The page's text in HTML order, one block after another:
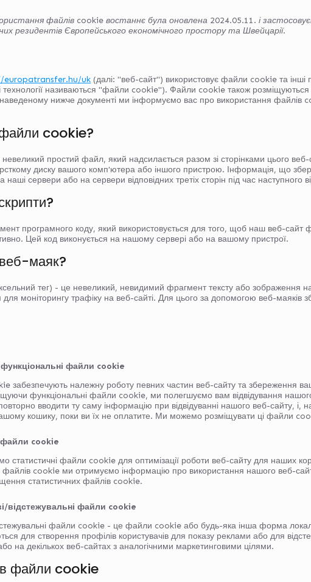
файлів cookie востаннє була оновлена 2024.05.11. і
резидентів Європейського економічного простору та Швейцарії.
europatransfer.hu/uk (далі: "веб-сайт") використовує файли cookie та інші
технології називаються "файли cookie"). Файли cookie також
нижче документі ми інформуємо вас про використання файлів
cookie?
простий файл, який надсилається разом зі сторінками цього веб-
диску вашого комп'ютера або іншого пристрою. Інформація, що
наші сервери або на сервери відповідних третіх сторін під час наступного
програмного коду, який використовується для того, щоб наш веб-сайт
Цей код виконується на нашому сервері або на вашому пристрої.
маяк?
тег) - це невеликий, невидимий фрагмент тексту або зображення
для моніторингу трафіку на веб-сайті. Для цього за допомогою веб-маяків
функціональні файли cookie
забезпечують належну роботу певних частин веб-сайту та збереження
функціональні файли cookie, ми полегшуємо вам відвідування
вводити ту саму інформацію при відвідуванні нашого веб-сайту, і,
кошику, поки ви їх не оплатите. Ми можемо розміщувати ці файли
файли cookie
статистичні файли cookie для оптимізації роботи веб-сайту для наших
файлів cookie ми отримуємо інформацію про використання нашого веб-
статистичних файлів cookie.
відстежувальні файли cookie
файли cookie - це файли cookie або будь-яка інша форма
для створення профілів користувачів для показу реклами або для
на декількох веб-сайтах з аналогічними маркетинговими цілями.
файли cookie